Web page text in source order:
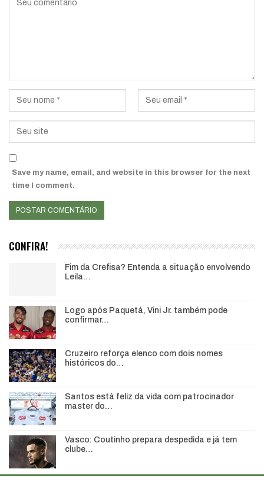
Save my name, email, and website in this browser for the next
time I comment.
CONFIRA!
Fim da Crefisa? Entenda a situação envolvendo
Leila…
Logo após Paquetá, Vini Jr. também pode
confirmar…
Cruzeiro reforça elenco com dois nomes
históricos do…
Santos está feliz da vida com patrocinador
master do…
Vasco: Coutinho prepara despedida e já tem
clube…